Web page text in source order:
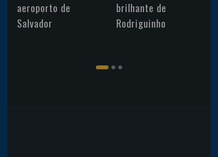
aeroporto de
Salvador
brilhante de
Rodriguinho